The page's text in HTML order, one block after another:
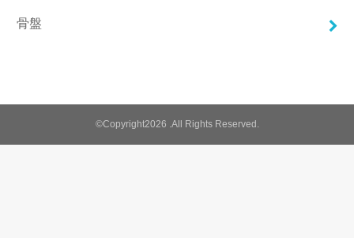
骨盤
©Copyright2026 .All Rights Reserved.